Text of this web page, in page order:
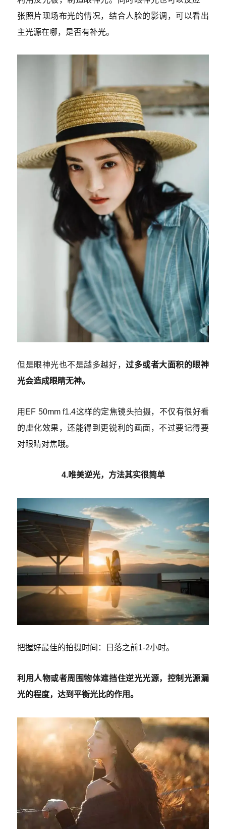
张照片现场布光的情况，结合人脸的影调，可以看出
主光源在哪，是否有补光。
但是眼神光也不是越多越好，过多或者大面积的眼神
光会造成眼睛无神。
用EF 50mm f1.4这样的定焦镜头拍摄，不仅有很好看
的虚化效果，还能得到更锐利的画面，不过要记得要
对眼睛对焦哦。
4.唯美逆光，方法其实很简单
把握好最佳的拍摄时间：日落之前1-2小时。
利用人物或者周围物体遮挡住逆光光源，控制光源漏
光的程度，达到平衡光比的作用。